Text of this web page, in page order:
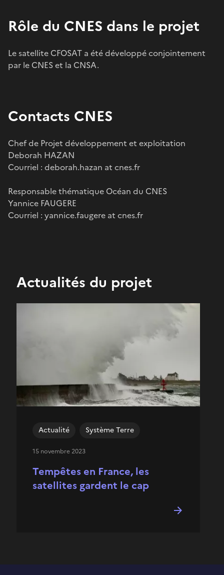
Rôle du CNES dans le projet
Le satellite CFOSAT a été développé conjointement
par le CNES et la CNSA.
Contacts CNES
Chef de Projet développement et exploitation
Deborah HAZAN
Courriel : deborah.hazan at cnes.fr
Responsable thématique Océan du CNES
Yannice FAUGERE
Courriel : yannice.faugere at cnes.fr
Actualités du projet
Tempêtes en France, les
satellites gardent le cap
Actualité Système Terre
15 novembre 2023